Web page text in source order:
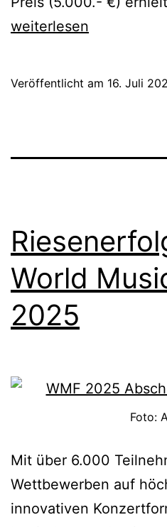
weiterlesen
Veröffentlicht am 16. Juli
World
2025
Foto:
Mit über 6.000
Wettbewerben auf
innovativen